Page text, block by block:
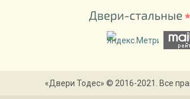
«Двери Тодес» © 2016-2021. Все